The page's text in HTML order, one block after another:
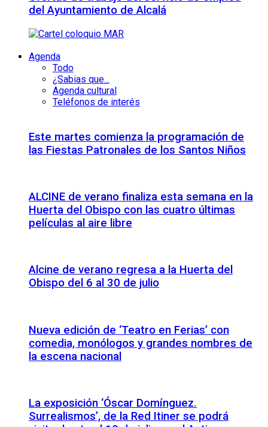
del Ayuntamiento de Alcalá
Agenda
Todo
¿Sabias que...
Agenda cultural
Teléfonos de interés
Este martes comienza la programación de
las Fiestas Patronales de los Santos Niños
ALCINE de verano finaliza esta semana en la
Huerta del Obispo con las cuatro últimas
películas al aire libre
Alcine de verano regresa a la Huerta del
Obispo del 6 al 30 de julio
Nueva edición de ‘Teatro en Ferias’ con
comedia, monólogos y grandes nombres de
la escena nacional
La exposición ‘Óscar Domínguez.
Surrealismos’, de la Red Itiner se podrá